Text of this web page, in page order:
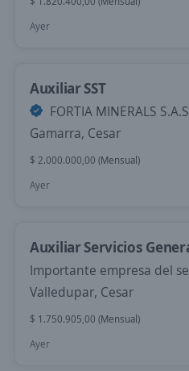
Ayer
Auxiliar SST
FORTIA MINERALS S.A.S
Gamarra, Cesar
$ 2.000.000,00 (Mensual)
Ayer
Auxiliar Servicios
Importante empresa del
Valledupar, Cesar
$ 1.750.905,00 (Mensual)
Ayer